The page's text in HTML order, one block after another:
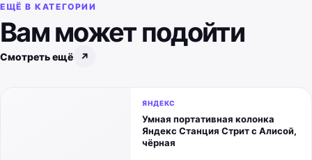
ЕЩЁ В КАТЕГОРИИ
Вам может подойти
Смотреть ещё ↗
ЯНДЕКС
Умная портативная колонка
Яндекс Станция Стрит с Алисой,
чёрная